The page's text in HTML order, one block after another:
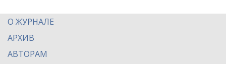
О ЖУРНАЛЕ
АРХИВ
АВТОРАМ